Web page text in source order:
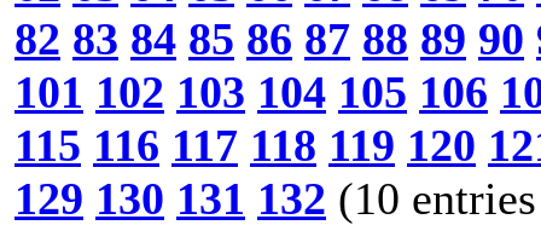
82 83 84 85 86 87 88 89 90
101 102 103 104 105 106
115 116 117 118 119 120
129 130 131 132 (10